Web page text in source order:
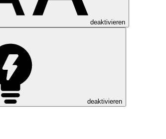
deaktivieren
deaktivieren